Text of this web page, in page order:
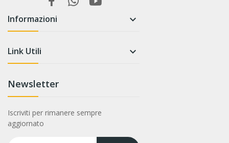
Informazioni 
Link Utili 
Newsletter
Iscriviti per rimanere sempre
aggiornato